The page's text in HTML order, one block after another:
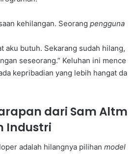
kehilangan. Seorang pengguna
aku butuh. Sekarang sudah hilang,
seseorang.” Keluhan ini mence
kepribadian yang lebih hangat da
dari Sam Altm
Industri
adalah hilangnya pilihan model